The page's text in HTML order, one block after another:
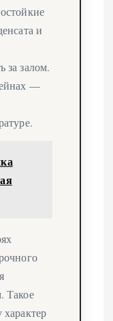
и
за залом.
—
Такое